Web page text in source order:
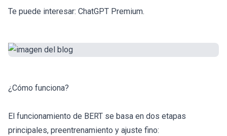
Te puede interesar: ChatGPT Premium.
¿Cómo funciona?
El funcionamiento de BERT se basa en dos etapas
principales, preentrenamiento y ajuste fino: